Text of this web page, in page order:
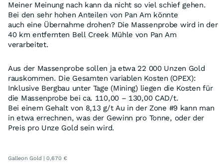
Meiner Meinung nach kann da nicht so viel schief gehen.
Bei den sehr hohen Anteilen von Pan Am könnte
auch eine Übernahme drohen? Die Massenprobe wird in der
40 km entfernten Bell Creek Mühle von Pan Am
verarbeitet.
Aus der Massenprobe sollen ja etwa 22 000 Unzen Gold
rauskommen. Die Gesamten variablen Kosten (OPEX):
Inklusive Bergbau unter Tage (Mining) liegen die Kosten für
die Massenprobe bei ca. 110,00 – 130,00 CAD/t.
Bei einem Gehalt von 8,13 g/t Au in der Zone #9 kann man
in etwa errechnen, was der Gewinn pro Tonne, oder der
Preis pro Unze Gold sein wird.
Galleon Gold | 0,670 €